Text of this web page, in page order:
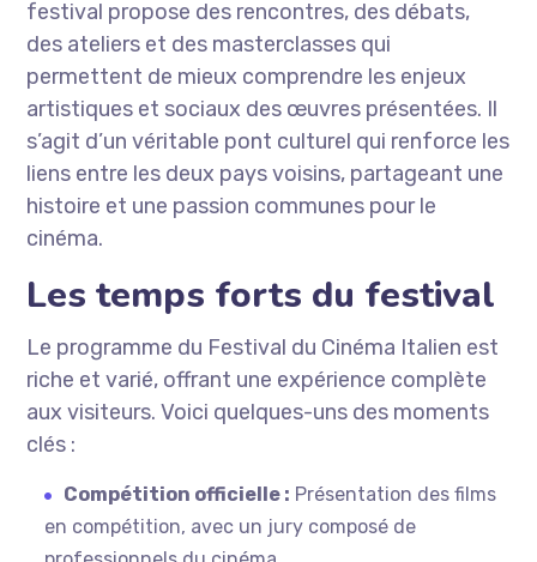
festival propose des rencontres, des débats,
des ateliers et des masterclasses qui
permettent de mieux comprendre les enjeux
artistiques et sociaux des œuvres présentées. Il
s’agit d’un véritable pont culturel qui renforce les
liens entre les deux pays voisins, partageant une
histoire et une passion communes pour le
cinéma.
Les temps forts du festival
Le programme du Festival du Cinéma Italien est
riche et varié, offrant une expérience complète
aux visiteurs. Voici quelques-uns des moments
clés :
Compétition officielle : Présentation des films
en compétition, avec un jury composé de